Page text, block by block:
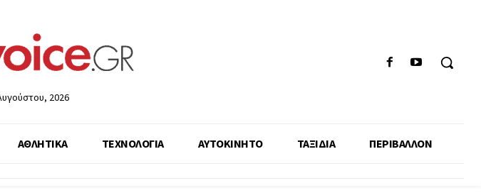
2026
ΑΘΛΗΤΙΚΑ ΤΕΧΝΟΛΟΓΙΑ ΑΥΤΟΚΙΝΗΤΟ ΤΑΞΙΔΙΑ ΠΕΡΙΒΑΛΛΟΝ